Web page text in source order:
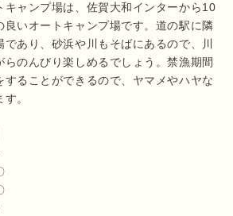
キャンプ場は、佐賀大和インターから10
良いオートキャンプ場です。道の駅に隣
あり、砂浜や川もそばにあるので、川
のんびり楽しめるでしょう。禁漁期間
することができるので、ヤマメやハヤな
。